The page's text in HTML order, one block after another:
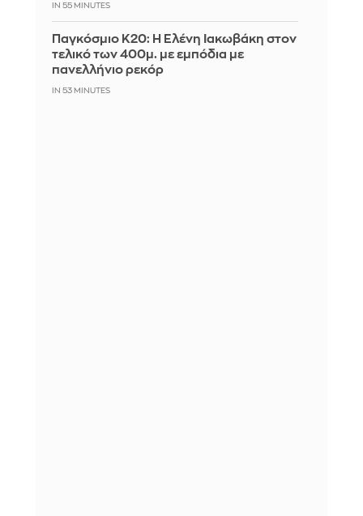
IN 55 MINUTES
Παγκόσμιο Κ20: Η Ελένη Ιακωβάκη στον
τελικό των 400μ. με εμπόδια με
πανελλήνιο ρεκόρ
IN 53 MINUTES